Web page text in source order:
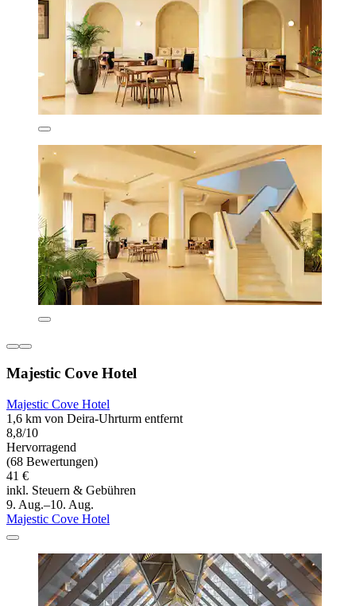
Majestic Cove Hotel
Majestic Cove Hotel
1,6 km von Deira-Uhrturm entfernt
8,8/10
Hervorragend
(68 Bewertungen)
41 €
inkl. Steuern & Gebühren
9. Aug.–10. Aug.
Majestic Cove Hotel